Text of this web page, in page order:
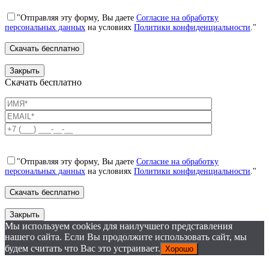
"Отправляя эту форму, Вы даете Согласие на обработку
персональных данных на условиях Политики конфиденциальности ."
Закрыть
Скачать бесплатно
"Отправляя эту форму, Вы даете Согласие на обработку
персональных данных на условиях Политики конфиденциальности ."
Закрыть
Мы используем cookies для наилучшего представления
нашего сайта. Если Вы продолжите использовать сайт, мы
будем считать что Вас это устраивает. Хорошо